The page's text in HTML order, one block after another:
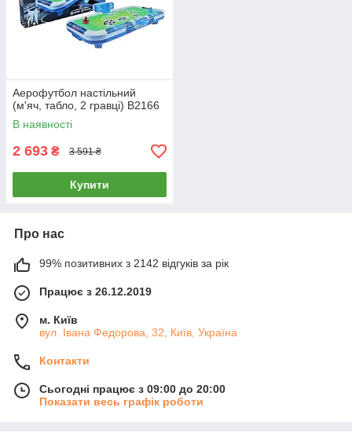
Аерофутбол настільний
(м'яч, табло, 2 гравці) B2166
В наявності
2 693 ₴ 3 591 ₴
Купити
Про нас
99% позитивних з 2142 відгуків за рік
Працює з 26.12.2019
м. Київ
вул. Івана Федорова, 32, Київ, Україна
Контакти
Сьогодні працює з 09:00 до 20:00
Показати весь графік роботи